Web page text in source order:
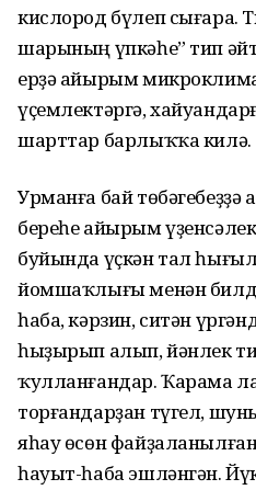
кислород бүлеп сығара.
шарының үпкәһе” тип
ерҙә айырым
үҫемлектәргә,
шарттар барлыҡҡа килә.
Урманға бай төбәгебеҙҙә
береһе айырым
буйында үҫкән тал
йомшаҡлығы менән
һаба, кәрзин, ситән
һыҙырып алып, йәнлек
ҡулланғандар. Ҡарама
торғандарҙан түгел,
яһау өсөн
һауыт-һаба эшләнгән.